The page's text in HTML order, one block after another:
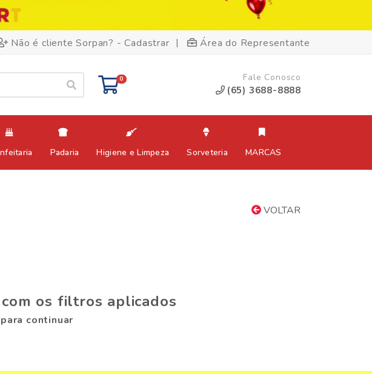
Não é cliente Sorpan? - Cadastrar | Área do Representante
0 Fale Conosco
(65) 3688-8888
Padaria Higiene e Limpeza Sorveteria MARCAS
VOLTAR
os filtros aplicados
continuar